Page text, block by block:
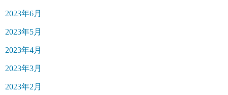
2023年6月
2023年5月
2023年4月
2023年3月
2023年2月